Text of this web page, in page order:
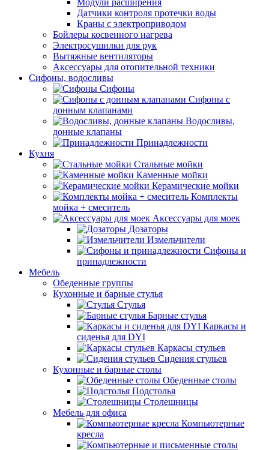
Модули расширения
Датчики контроля протечки воды
Краны с электроприводом
Бойлеры косвенного нагрева
Электросушилки для рук
Вытяжные вентиляторы
Аксессуары для отопительной техники
Сифоны, водосливы
Сифоны
Сифоны с
донным клапанами
Водосливы,
донные клапаны
Принадлежности
Кухня
Стальные мойки
Каменные мойки
Керамические мойки
Комплекты
мойка + смеситель
Аксессуары для моек
Дозаторы
Измельчители
Сифоны и
принадлежности
Мебель
Обеденные группы
Кухонные и барные стулья
Стулья
Барные стулья
Каркасы и
сиденья для DYI
Каркасы стульев
Сидения стульев
Кухонные и барные столы
Обеденные столы
Подстолья
Столешницы
Мебель для офиса
Компьютерные
кресла